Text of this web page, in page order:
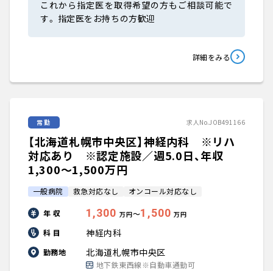
これから指定医を取得希望の方もご相談可能で
す。 指定医をお持ちの方歓迎
詳細をみる
常勤 求人No.JOB491166
【北海道札幌市中央区】神経内科 ※リハ
対応あり ※認定施設／週5.0日、年収
1,300〜1,500万円
一般病院 救急対応なし オンコール対応なし
年 収 1,300 万円〜1,500 万円
科 目 神経内科
勤務地 北海道札幌市中央区
地下鉄東西線※自動車通勤可